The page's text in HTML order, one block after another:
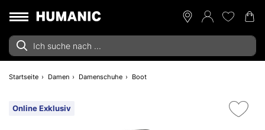
Startseite Damen Damenschuhe Boot
Online Exklusiv